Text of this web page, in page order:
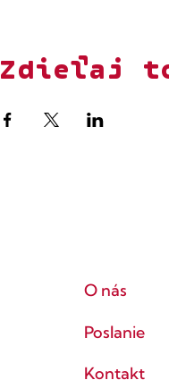
Zdieľaj
O nás
Poslanie
Kontakt